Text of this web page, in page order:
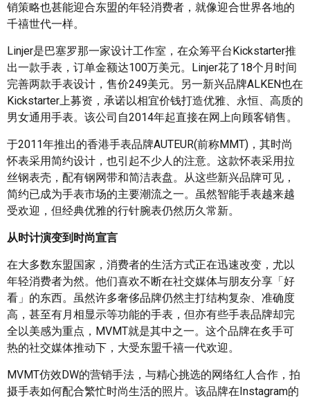
销策略也甚能迎合东盟的年轻消费者，就像迎合世界各地的
千禧世代一样。
Linjer是巴塞罗那一家设计工作室，在众筹平台Kickstarter推
出一款手表，订单金额达100万美元。Linjer花了18个月时间
完善两款手表设计，售价249美元。另一新兴品牌ALKEN也在
Kickstarter上募资，承诺以相宜价钱打造优雅、永恒、高质的
男女通用手表。该公司自2014年起直接在网上向顾客销售。
于2011年推出的香港手表品牌AUTEUR(前称MMT)，其时尚
怀表采用简约设计，也引起不少人的注意。这款怀表采用拉
丝钢表壳，配有钢网带和简洁表盘。从这些新兴品牌可见，
简约已成为手表市场的主要潮流之一。虽然智能手表越来越
受欢迎，但经典优雅的行针腕表仍然历久常新。
从时计演变到时尚宣言
在大多数东盟国家，消费者的生活方式正在迅速改变，尤以
年轻消费者为然。他们喜欢不断在社交媒体与朋友分享「好
看」的东西。虽然许多奢侈品牌仍然主打结构复杂、准确度
高，甚至有月相显示等功能的手表，但亦有些手表品牌却完
全以美感为重点，MVMT就是其中之一。这个品牌在炙手可
热的社交媒体推动下，大受东盟千禧一代欢迎。
MVMT仿效DW的营销手法，与精心挑选的网络红人合作，拍
摄手表如何配合繁忙时尚生活的照片。该品牌在Instagram的